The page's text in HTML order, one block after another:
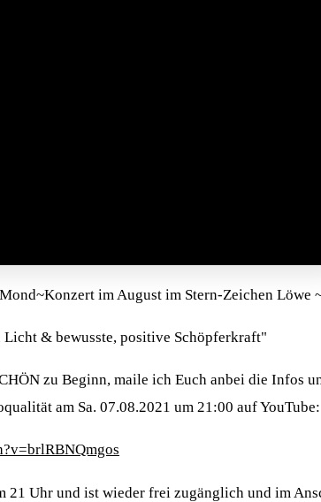
im August im Stern-Zeichen Löwe
Licht & bewusste, positive Schöpferkraft"
zu Beginn, maile ich Euch anbei die Infos
am Sa. 07.08.2021 um 21:00 auf YouTube:
21 Uhr und ist wieder frei zugänglich und im